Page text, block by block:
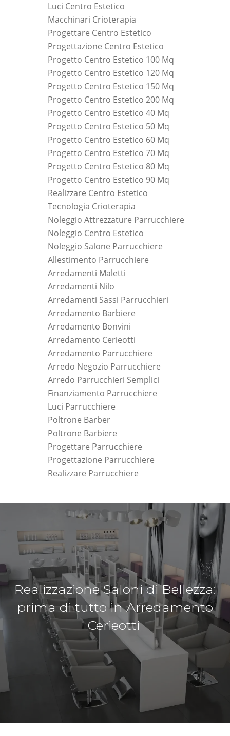
Luci Centro Estetico
Macchinari Crioterapia
Progettare Centro Estetico
Progettazione Centro Estetico
Progetto Centro Estetico 100 Mq
Progetto Centro Estetico 120 Mq
Progetto Centro Estetico 150 Mq
Progetto Centro Estetico 200 Mq
Progetto Centro Estetico 40 Mq
Progetto Centro Estetico 50 Mq
Progetto Centro Estetico 60 Mq
Progetto Centro Estetico 70 Mq
Progetto Centro Estetico 80 Mq
Progetto Centro Estetico 90 Mq
Realizzare Centro Estetico
Tecnologia Crioterapia
Noleggio Attrezzature Parrucchiere
Noleggio Centro Estetico
Noleggio Salone Parrucchiere
Allestimento Parrucchiere
Arredamenti Maletti
Arredamenti Nilo
Arredamenti Sassi Parrucchieri
Arredamento Barbiere
Arredamento Bonvini
Arredamento Cerieotti
Arredamento Parrucchiere
Arredo Negozio Parrucchiere
Arredo Parrucchieri Semplici
Finanziamento Parrucchiere
Luci Parrucchiere
Poltrone Barber
Poltrone Barbiere
Progettare Parrucchiere
Progettazione Parrucchiere
Realizzare Parrucchiere
Realizzazione Saloni di Bellezza:
prima di tutto in Arredamento
Cerieotti